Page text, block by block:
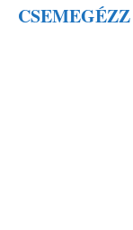
CSEMEGÉZZ